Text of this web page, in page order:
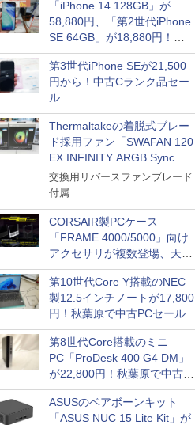
「iPhone 14 128GB」が
58,880円、「第2世代iPhone
SE 64GB」が18,880円！中
古Bランク品セール
第3世代iPhone SEが21,500
円から！中古Cランク品セー
ル
Thermaltakeの着脱式ブレー
ド採用ファン「SWAFAN 120
EX INFINITY ARGB Sync」
に単品パッケージ
交換用リバースファンブレード
付属
CORSAIR製PCケース
「FRAME 4000/5000」向け
アクセサリが複数登場、天然
木製パネルや背面コネクタ対
応トレイなど
第10世代Core Y搭載のNEC
製12.5インチノートが17,800
円！秋葉原で中古PCセール
第8世代Core搭載のミニ
PC「ProDesk 400 G4 DM」
が22,800円！秋葉原で中古
PCセール
ASUSのベアボーンキット
「ASUS NUC 15 Lite Kit」が